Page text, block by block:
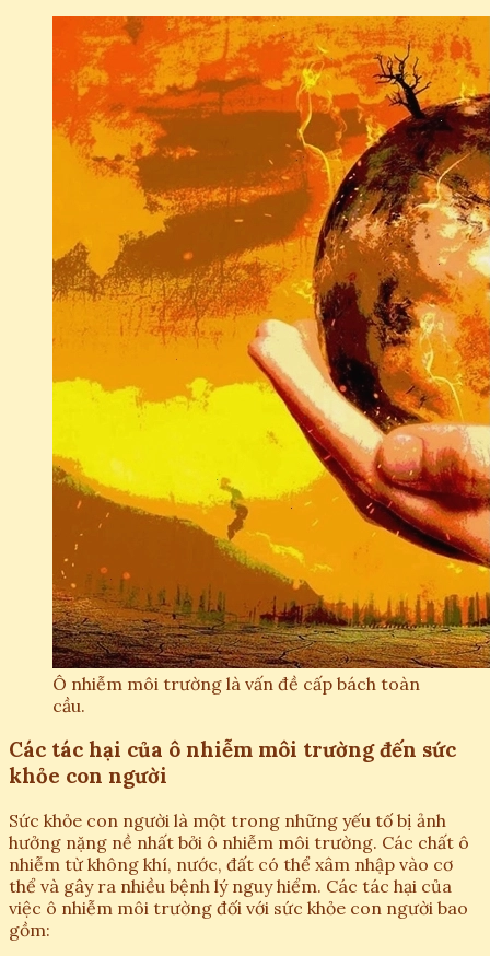
Ô nhiễm môi trường là vấn đề cấp bách toàn
cầu.
Các tác hại của ô nhiễm môi trường đến sức
khỏe con người
Sức khỏe con người là một trong những yếu tố bị ảnh
hưởng nặng nề nhất bởi ô nhiễm môi trường. Các chất ô
nhiễm từ không khí, nước, đất có thể xâm nhập vào cơ
thể và gây ra nhiều bệnh lý nguy hiểm. Các tác hại của
việc ô nhiễm môi trường đối với sức khỏe con người bao
gồm: